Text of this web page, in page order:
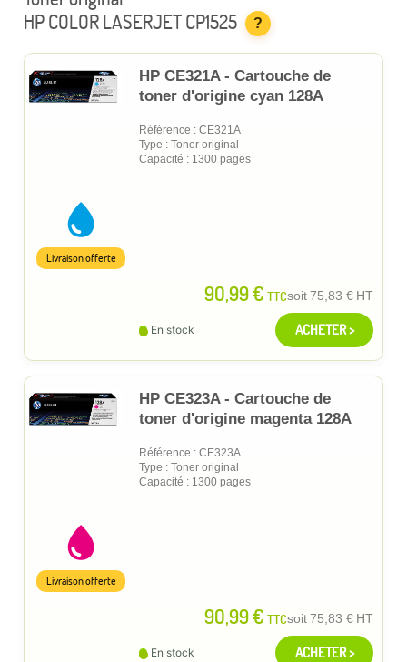
HP COLOR LASERJET CP1525
?
HP CE321A - Cartouche de
toner d'origine cyan 128A
Référence : CE321A
Type : Toner original
Capacité : 1300 pages
90,99 € TTCsoit75,83 € HT
Livraison offerte
En stock ACHETER >
HP CE323A - Cartouche de
toner d'origine magenta 128A
Référence : CE323A
Type : Toner original
Capacité : 1300 pages
90,99 € TTCsoit75,83 € HT
Livraison offerte
En stock ACHETER >